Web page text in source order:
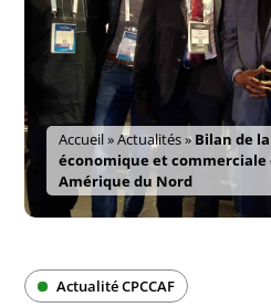
Accueil»Actualités»Bilan de
économique et commerciale
Amérique du Nord
Actualité CPCCAF